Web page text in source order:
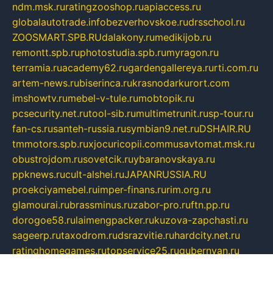
ndm.msk.ruratingzooshop.ruapiaccess.ru
globalautotrade.infobezverhovskoe.rudrsschool.ru
ZOOSMART.SPB.RUdalakony.rumedikijob.ru
remontt.spb.ruphotostudia.spb.rumyragon.ru
terramia.ruacademy62.rugardengallereya.rurti.com.ru
artem-news.rubiserinca.rukrasnodarkurort.com
imshowtv.rumebel-v-tule.rumobtopik.ru
pcsecurity.net.rutool-sib.rumultimetrunit.rusp-tour.ru
fan-cs.rusanteh-russia.rusymbian9.net.ruDSHAIR.RU
tmmotors.spb.ruxjocuricopii.commusavtomat.msk.ru
obustrojdom.rusovetcik.ruybaranovskaya.ru
ppknews.rucult-alshei.ruJAPANRUSSIA.RU
proekciyamebel.ruimper-finans.rurim.org.ru
glamourai.rubrassminus.ruzabor-pro.ruftn.pp.ru
dorogoe58.rulaimengpacker.rukuzova-zapchasti.ru
sageerp.rutaxodrom.rudsrazvitie.ruhardcity.net.ru
ratinghomegames.rutopservice25.rugubernyan.ru